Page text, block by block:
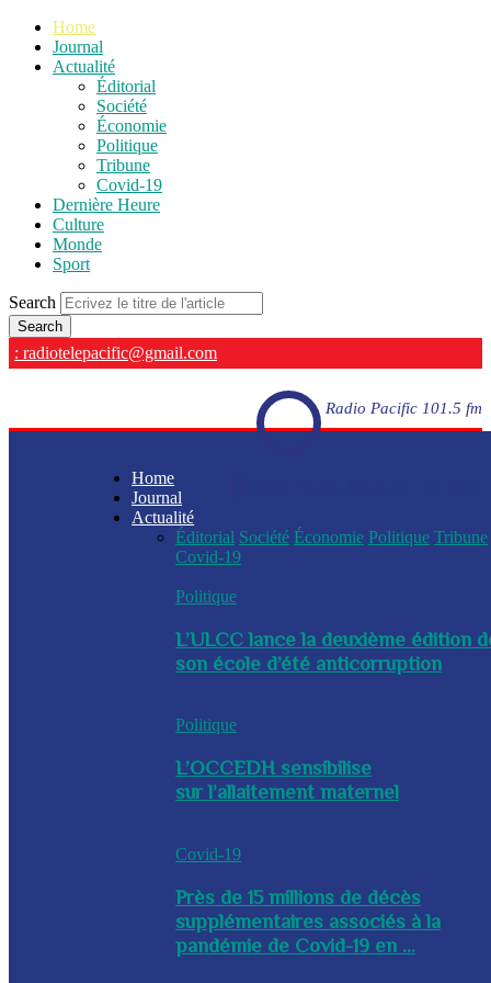
Home
Journal
Actualité
Éditorial
Société
Économie
Politique
Tribune
Covid-19
Dernière Heure
Culture
Monde
Sport
Search
: radiotelepacific@gmail.com
Radio Pacific 101.5 fm
Home
Journal
Actualité
Éditorial Société Économie Politique Tribune
Covid-19
Politique
L’ULCC lance la deuxième édition
son école d’été anticorruption
Politique
L’OCCEDH sensibilise
sur l’allaitement maternel
Covid-19
Près de 15 millions de décès
supplémentaires associés à la
pandémie de Covid-19 en ...